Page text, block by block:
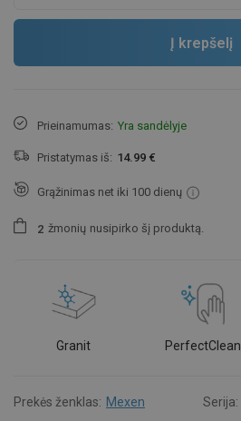
Į krepšelį
Prieinamumas: Yra sandėlyje
Pristatymas iš: 14.99 €
Grąžinimas net iki 100 dienų
2 žmonių nusipirko šį produktą.
Granit PerfectClean
Prekės ženklas: Mexen Serija: